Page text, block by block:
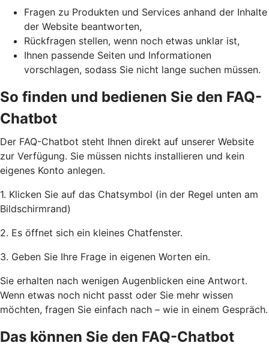
Fragen zu Produkten und Services anhand der Inhalte
der Website beantworten,
Rückfragen stellen, wenn noch etwas unklar ist,
Ihnen passende Seiten und Informationen
vorschlagen, sodass Sie nicht lange suchen müssen.
So finden und bedienen Sie den FAQ-
Chatbot
Der FAQ-Chatbot steht Ihnen direkt auf unserer Website
zur Verfügung. Sie müssen nichts installieren und kein
eigenes Konto anlegen.
1. Klicken Sie auf das Chatsymbol (in der Regel unten am
Bildschirmrand)
2. Es öffnet sich ein kleines Chatfenster.
3. Geben Sie Ihre Frage in eigenen Worten ein.
Sie erhalten nach wenigen Augenblicken eine Antwort.
Wenn etwas noch nicht passt oder Sie mehr wissen
möchten, fragen Sie einfach nach – wie in einem Gespräch.
Das können Sie den FAQ-Chatbot